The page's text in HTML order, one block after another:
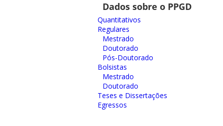
Dados sobre o PPGD
Quantitativos
Regulares
Mestrado
Doutorado
Pós-Doutorado
Bolsistas
Mestrado
Doutorado
Teses e Dissertações
Egressos